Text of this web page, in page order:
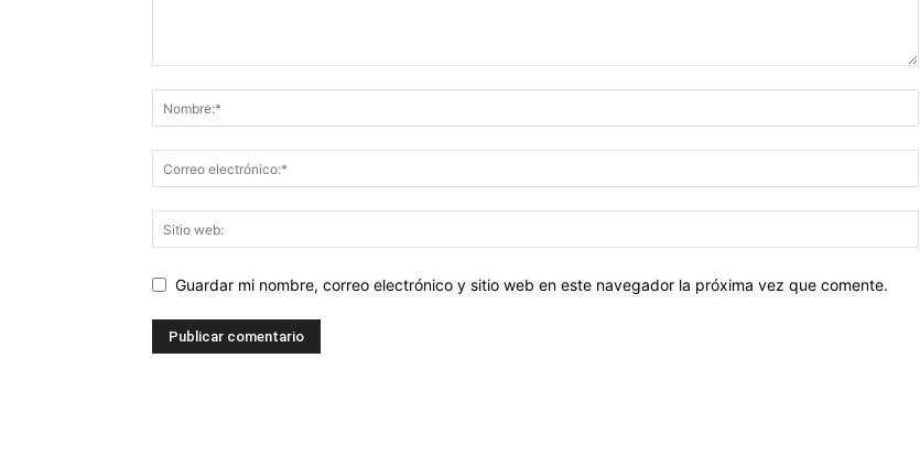
Guardar mi nombre, correo electrónico y sitio web en este navegador la próxima vez que comente.